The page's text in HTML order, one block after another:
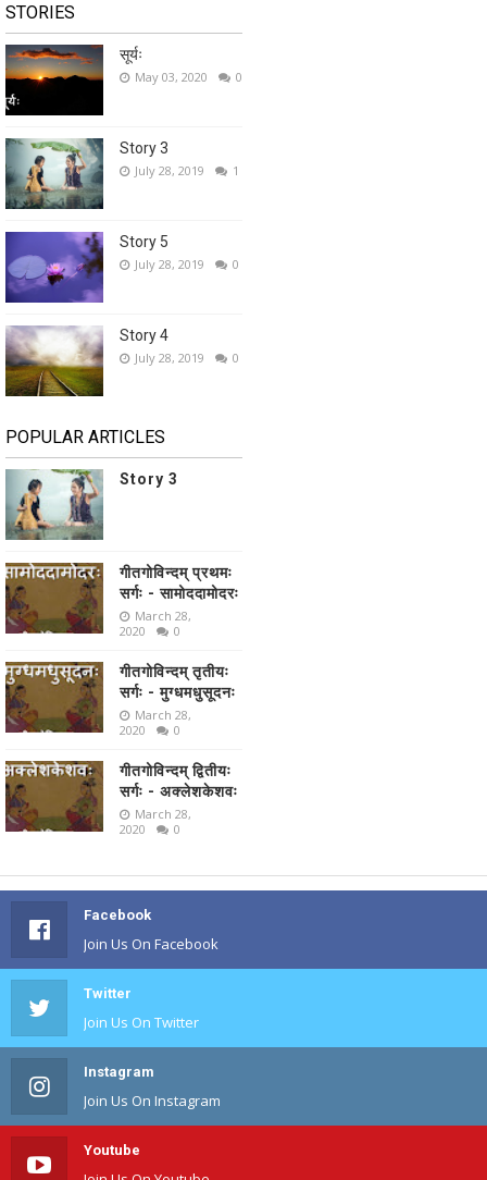
STORIES
सूर्यः
May 03, 2020 0
Story 3
July 28, 2019 1
Story 5
July 28, 2019 0
Story 4
July 28, 2019 0
POPULAR ARTICLES
Story 3
गीतगोविन्दम् प्रथमः
सर्गः - सामोददामोदरः
March 28,
2020
0
गीतगोविन्दम् तृतीयः
सर्गः - मुग्धमधुसूदनः
March 28,
2020
0
गीतगोविन्दम् द्वितीयः
सर्गः - अक्लेशकेशवः
March 28,
2020
0
Facebook
Join Us On Facebook
Twitter
Join Us On Twitter
Instagram
Join Us On Instagram
Youtube